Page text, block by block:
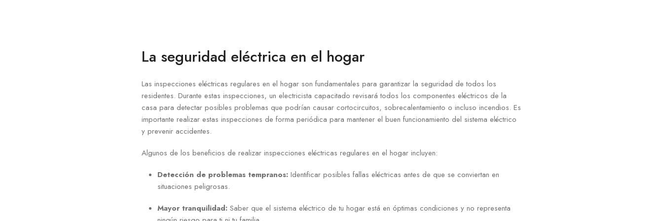
La seguridad eléctrica en el hogar
Las inspecciones eléctricas regulares en el hogar son fundamentales para garantizar la seguridad de todos los
residentes. Durante estas inspecciones, un electricista capacitado revisará todos los componentes eléctricos de la
casa para detectar posibles problemas que podrían causar cortocircuitos, sobrecalentamiento o incluso incendios. Es
importante realizar estas inspecciones de forma periódica para mantener el buen funcionamiento del sistema eléctrico
y prevenir accidentes.
Algunos de los beneficios de realizar inspecciones eléctricas regulares en el hogar incluyen:
Detección de problemas tempranos: Identificar posibles fallas eléctricas antes de que se conviertan en
situaciones peligrosas.
Mayor tranquilidad: Saber que el sistema eléctrico de tu hogar está en óptimas condiciones y no representa